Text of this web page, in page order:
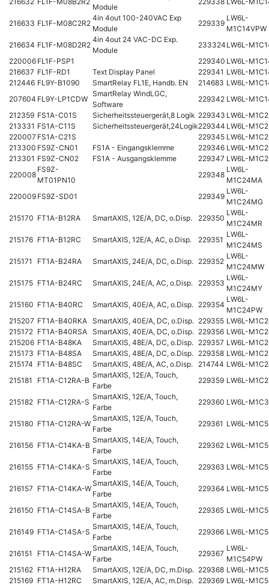
Module
216633 FL1F-M08C2R2
4in 4out 100-240VAC Exp
Module
229339
LW6L-
M1C14VPW
216634 FL1F-M08D2R2
4in 4out 24 VAC-DC Exp.
Module
233324 LW6L-
220006 FL1F-PSP1 229340 LW6L-
216637 FL1F-RD1 Text Display Panel 229341 LW6L-
212446 FL9Y-B1090 SmartRelay FL1E, Handb. EN 214683 LW6L-
207604 FL9Y-LP1CDW
SmartRelay WindLGC,
Software
229342 LW6L-
212359 FS1A-C01S Sicherheitssteuergerät,8 Logik 229343 LW6L-
213331 FS1A-C11S Sicherheitssteuergerät,24Logik229344 LW6L-
220007 FS1A-C21S 229345 LW6L-
213300 FS9Z-CN01 FS1A - Eingangsklemme 229346 LW6L-
213301 FS9Z-CN02 FS1A - Ausgangsklemme 229347 LW6L-
220008
FS9Z-
MT01PN10
229348
LW6L-
M1C24MA
220009 FS9Z-SD01 229349
LW6L-
M1C24MG
215170 FT1A-B12RA SmartAXIS, 12E/A, DC, o.Disp. 229350
LW6L-
M1C24MR
215176 FT1A-B12RC SmartAXIS, 12E/A, AC, o.Disp. 229351
LW6L-
M1C24MS
215171
FT1A-B24RA SmartAXIS, 24E/A, DC, o.Disp. 229352
LW6L-
M1C24MW
215175 FT1A-B24RC SmartAXIS, 24E/A, AC, o.Disp. 229353
LW6L-
M1C24MY
215160 FT1A-B40RC SmartAXIS, 40E/A, AC, o.Disp. 229354
LW6L-
M1C24PW
215207 FT1A-B40RKA SmartAXIS, 40E/A, DC, o.Disp. 229355 LW6L-
215172 FT1A-B40RSA SmartAXIS, 40E/A, DC, o.Disp. 229356 LW6L-
215206 FT1A-B48KA SmartAXIS, 48E/A, DC, o.Disp. 229357 LW6L-
215173 FT1A-B48SA SmartAXIS, 48E/A, DC, o.Disp. 229358 LW6L-
215174 FT1A-B48SC SmartAXIS, 48E/A, AC, o.Disp. 214744 LW6L-
215181
FT1A-C12RA-B
SmartAXIS, 12E/A, Touch,
Farbe
229359 LW6L-
215182 FT1A-C12RA-S
SmartAXIS, 12E/A, Touch,
Farbe
229360 LW6L-
215180 FT1A-C12RA-W
SmartAXIS, 12E/A, Touch,
Farbe
229361 LW6L-
216156 FT1A-C14KA-B
SmartAXIS, 14E/A, Touch,
Farbe
229362 LW6L-
216155 FT1A-C14KA-S
SmartAXIS, 14E/A, Touch,
Farbe
229363 LW6L-
216157 FT1A-C14KA-W
SmartAXIS, 14E/A, Touch,
Farbe
229364 LW6L-
216150 FT1A-C14SA-B
SmartAXIS, 14E/A, Touch,
Farbe
229365 LW6L-
216149 FT1A-C14SA-S
SmartAXIS, 14E/A, Touch,
Farbe
229366 LW6L-
216151 FT1A-C14SA-W
SmartAXIS, 14E/A, Touch,
Farbe
229367
LW6L-
M1C54PW
215162 FT1A-H12RA SmartAXIS, 12E/A, DC, m.Disp. 229368 LW6L-
215169 FT1A-H12RC SmartAXIS, 12E/A, AC, m.Disp. 229369 LW6L-